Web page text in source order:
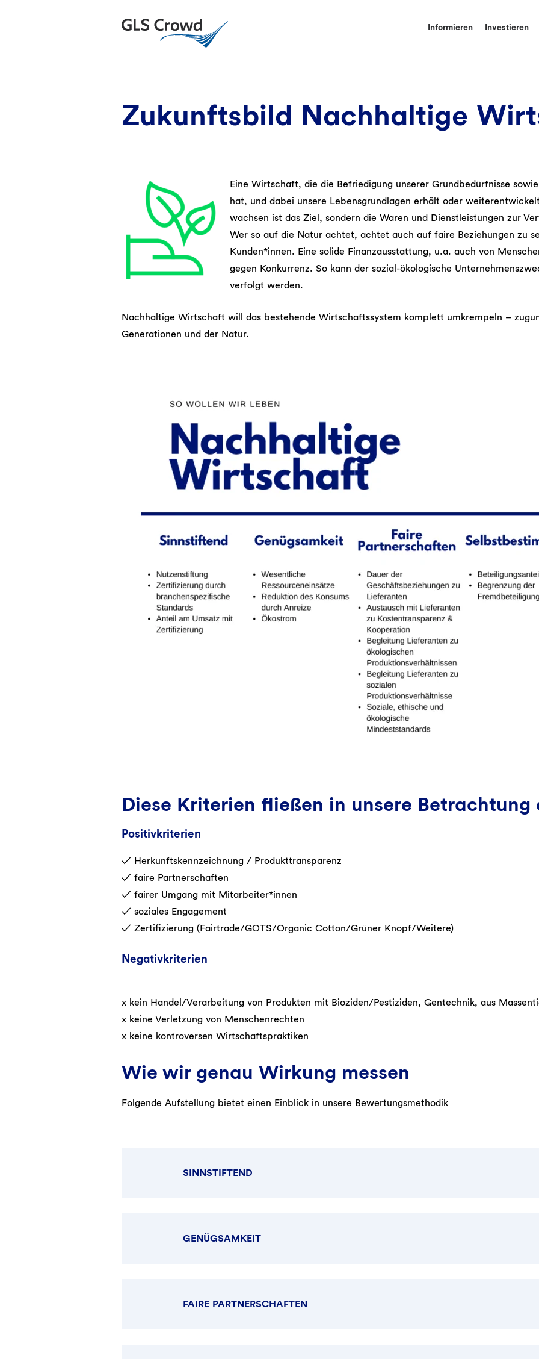
GLS Crowd
Informieren Investieren
Zukunftsbild Nachhaltige
Eine Wirtschaft, die die Befriedigung unserer Grundbedürfnisse
hat, und dabei unsere Lebensgrundlagen erhält oder
wachsen ist das Ziel, sondern die Waren und Dienstleistungen zur
Wer so auf die Natur achtet, achtet auch auf faire Beziehungen zu
Kunden*innen. Eine solide Finanzausstattung, u.a. auch von
gegen Konkurrenz. So kann der sozial-ökologische
verfolgt werden.
Nachhaltige Wirtschaft will das bestehende Wirtschaftssystem komplett umkrempeln –
Generationen und der Natur.
Diese Kriterien fließen in unsere Betrachtung
Positivkriterien
✓ Herkunftskennzeichnung / Produkttransparenz
✓ faire Partnerschaften
✓ fairer Umgang mit Mitarbeiter*innen
✓ soziales Engagement
✓ Zertifizierung (Fairtrade/GOTS/Organic Cotton/Grüner Knopf/Weitere)
Negativkriterien
x kein Handel/Verarbeitung von Produkten mit Bioziden/Pestiziden, Gentechnik, aus
x keine Verletzung von Menschenrechten
x keine kontroversen Wirtschaftspraktiken
Wie wir genau Wirkung messen
Folgende Aufstellung bietet einen Einblick in unsere Bewertungsmethodik
SINNSTIFTEND
GENÜGSAMKEIT
FAIRE PARTNERSCHAFTEN